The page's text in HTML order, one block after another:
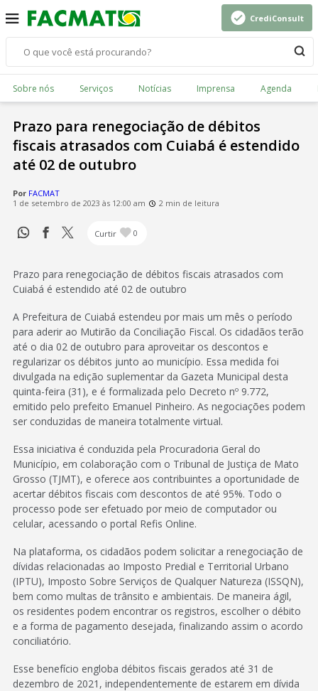
CrediConsult
Sobre nós Serviços Notícias Imprensa Agenda
Prazo para renegociação de débitos
fiscais atrasados com Cuiabá é estendido
até 02 de outubro
Por FACMAT
1 de setembro de 2023 às 12:00 am
2 min de leitura
Curtir 0
Prazo para renegociação de débitos fiscais atrasados com
Cuiabá é estendido até 02 de outubro
A Prefeitura de Cuiabá estendeu por mais um mês o período
para aderir ao Mutirão da Conciliação Fiscal. Os cidadãos terão
até o dia 02 de outubro para aproveitar os descontos e
regularizar os débitos junto ao município. Essa medida foi
divulgada na edição suplementar da Gazeta Municipal desta
quinta-feira (31), e é formalizada pelo Decreto nº 9.772,
emitido pelo prefeito Emanuel Pinheiro. As negociações podem
ser conduzidas de maneira totalmente virtual.
Essa iniciativa é conduzida pela Procuradoria Geral do
Município, em colaboração com o Tribunal de Justiça de Mato
Grosso (TJMT), e oferece aos contribuintes a oportunidade de
acertar débitos fiscais com descontos de até 95%. Todo o
processo pode ser efetuado por meio de computador ou
celular, acessando o portal Refis Online.
Na plataforma, os cidadãos podem solicitar a renegociação de
dívidas relacionadas ao Imposto Predial e Territorial Urbano
(IPTU), Imposto Sobre Serviços de Qualquer Natureza (ISSQN),
bem como multas de trânsito e ambientais. De maneira ágil,
os residentes podem encontrar os registros, escolher o débito
e a forma de pagamento desejada, finalizando assim o acordo
conciliatório.
Esse benefício engloba débitos fiscais gerados até 31 de
dezembro de 2021, independentemente de estarem em dívida